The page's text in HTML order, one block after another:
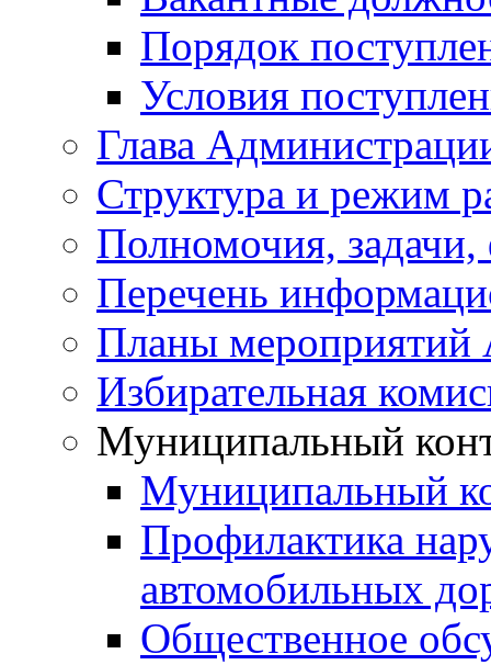
Порядок
Условия
Глава
Структура и режим
Полномочия,
Перечень
Планы мероприятий
Избирательная
Муниципальный
Муниципальный
Профилактика
автомобильных
Общественное